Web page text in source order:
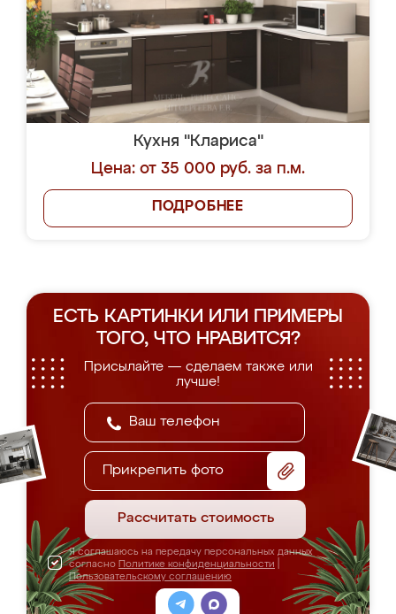
Кухня "Клариса"
Цена: от 35 000 руб. за п.м.
ПОДРОБНЕЕ
ЕСТЬ КАРТИНКИ ИЛИ ПРИМЕРЫ
ТОГО, ЧТО НРАВИТСЯ?
Присылайте — сделаем также или
лучше!
Прикрепить фото
Рассчитать стоимость
Я соглашаюсь на передачу персональных данных
согласно Политике конфиденциальности
Пользовательскому соглашению